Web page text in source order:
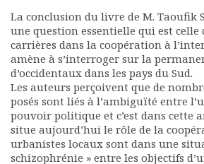
La conclusion du livre de M. Taoufik
une question essentielle qui est celle
carrières dans la coopération à
amène à s’interroger sur la
d’occidentaux dans les pays du Sud.
Les auteurs perçoivent que de
posés sont liés à l’ambiguïté entre
pouvoir politique et c’est dans cette
situe aujourd’hui le rôle de la
urbanistes locaux sont dans une
schizophrénie » entre les objectifs